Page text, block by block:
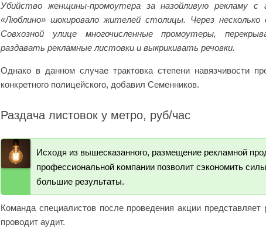
Убийство женщины-промоутера за назойливую рекламу с
«Люблино» шокировало жителей столицы. Через
Совхозной улице многочисленные промоутеры,
раздавать рекламные листовки и выкрикивать речовки.
Однако в данном случае трактовка степени навязчивости
конкретного полицейского, добавил Семенников.
Раздача листовок у метро, руб/час
Исходя из вышесказанного, размещение рекламной
профессиональной компании позволит сэкономить
большие результаты.
Команда специалистов после проведения акции
проводит аудит.